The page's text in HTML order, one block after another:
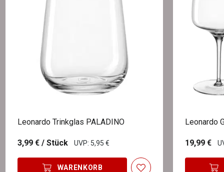
Leonardo Trinkglas PALADINO
3,99 € / Stück UVP: 5,95 €
WARENKORB
Leonardo
19,99 €